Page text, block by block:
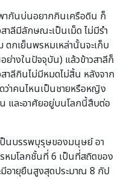
ากันบ่นอยากกินเครือดิน ก็
าลีมีลักษณะเป็นเม็ด ไม่มีรำ
ตกเย็นพรหมเหล่านั้นจะเก็บ
ย่างในปัจจุบัน) แล้วข้าวสาลีก็
าลีกินไม่มีหมดไม่สิ้น หลังจาก
ว่าคนไหนเป็นชายหรือหญิง
และอาศัยอยู่บนโลกนี้สืบต่อ
นบรรพบุรุษของมนุษย์ อา
หมโลกชั้นที่ 6 เป็นที่สถิตของ
ายุยืนสูงสุดประมาณ 8 กัป